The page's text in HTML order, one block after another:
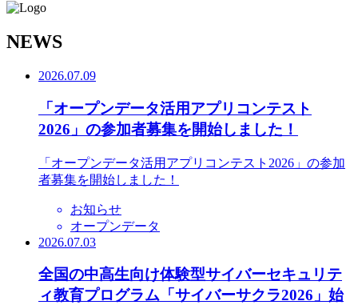
NEWS
2026.07.09
「オープンデータ活用アプリコンテスト
2026」の参加者募集を開始しました！
「オープンデータ活用アプリコンテスト2026」の参加
者募集を開始しました！
お知らせ
オープンデータ
2026.07.03
全国の中高生向け体験型サイバーセキュリテ
ィ教育プログラム「サイバーサクラ2026」始